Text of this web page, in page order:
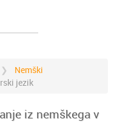
Nemški
jezik
iz nemškega v